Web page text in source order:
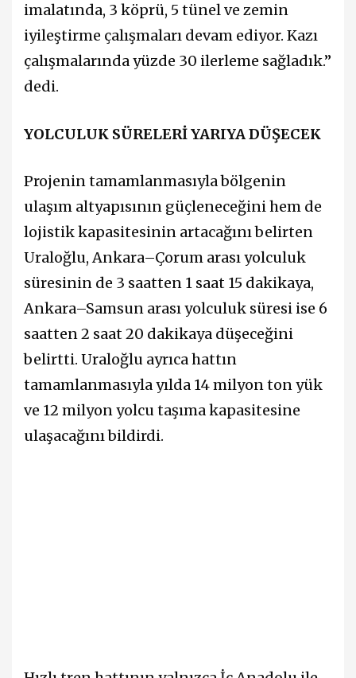
imalatında, 3 köprü, 5 tünel ve zemin
iyileştirme çalışmaları devam ediyor. Kazı
çalışmalarında yüzde 30 ilerleme sağladık.”
dedi.
YOLCULUK SÜRELERİ YARIYA DÜŞECEK
Projenin tamamlanmasıyla bölgenin
ulaşım altyapısının güçleneceğini hem de
lojistik kapasitesinin artacağını belirten
Uraloğlu, Ankara–Çorum arası yolculuk
süresinin de 3 saatten 1 saat 15 dakikaya,
Ankara–Samsun arası yolculuk süresi ise 6
saatten 2 saat 20 dakikaya düşeceğini
belirtti. Uraloğlu ayrıca hattın
tamamlanmasıyla yılda 14 milyon ton yük
ve 12 milyon yolcu taşıma kapasitesine
ulaşacağını bildirdi.